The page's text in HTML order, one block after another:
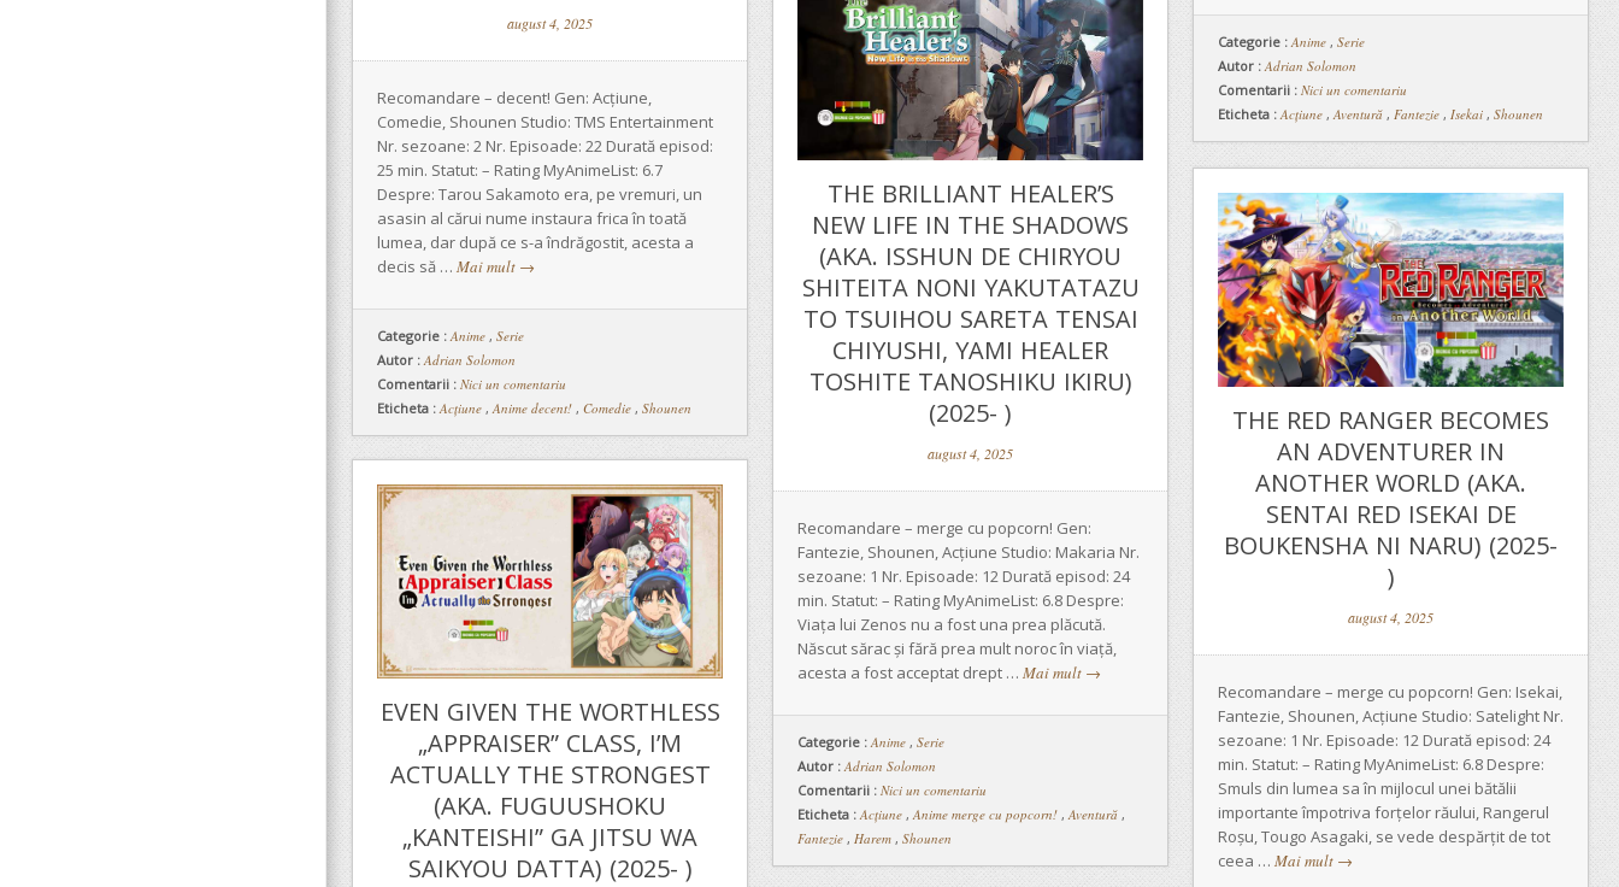
Categorie :Anime , Serie
Autor : Adrian Solomon
Comentarii : Nici un comentariu
Eticheta : Acțiune ,Aventură , Fantezie , Isekai , Shounen
august 4, 2025
Recomandare – decent! Gen: Acțiune,
Comedie, Shounen Studio: TMS Entertainment
Nr. sezoane: 2 Nr. Episoade: 22 Durată episod:
25 min. Statut: – Rating MyAnimeList: 6.7
Despre: Tarou Sakamoto era, pe vremuri, un
asasin al cărui nume instaura frica în toată
lumea, dar după ce s-a îndrăgostit, acesta a
decis să … Mai mult →
Categorie : Anime , Serie
Autor : Adrian Solomon
Comentarii : Nici un comentariu
Eticheta : Acțiune , Anime decent! , Comedie , Shounen
THE BRILLIANT HEALER’S
NEW LIFE IN THE SHADOWS
(AKA. ISSHUN DE CHIRYOU
SHITEITA NONI YAKUTATAZU
TO TSUIHOU SARETA TENSAI
CHIYUSHI, YAMI HEALER
TOSHITE TANOSHIKU IKIRU)
(2025- )
august 4, 2025
Recomandare – merge cu popcorn! Gen:
Fantezie, Shounen, Acțiune Studio: Makaria Nr.
sezoane: 1 Nr. Episoade: 12 Durată episod: 24
min. Statut: – Rating MyAnimeList: 6.8 Despre:
Viața lui Zenos nu a fost una prea plăcută.
Născut sărac și fără prea mult noroc în viață,
acesta a fost acceptat drept … Mai mult →
Categorie :Anime , Serie
Autor : Adrian Solomon
Comentarii : Nici un comentariu
Eticheta : Acțiune ,Anime merge cu popcorn! ,Aventură ,
Fantezie , Harem , Shounen
THE RED RANGER BECOMES
AN ADVENTURER IN
ANOTHER WORLD (AKA.
SENTAI RED ISEKAI DE
BOUKENSHA NI NARU) (2025-
)
august 4, 2025
Recomandare – merge cu popcorn! Gen: Isekai,
Fantezie, Shounen, Acțiune Studio: Satelight Nr.
sezoane: 1 Nr. Episoade: 12 Durată episod: 24
min. Statut: – Rating MyAnimeList: 6.8 Despre:
Smuls din lumea sa în mijlocul unei bătălii
importante împotriva forțelor răului, Rangerul
Roșu, Tougo Asagaki, se vede despărțit de tot
ceea … Mai mult →
EVEN GIVEN THE WORTHLESS
„APPRAISER” CLASS, I’M
ACTUALLY THE STRONGEST
(AKA. FUGUUSHOKU
„KANTEISHI” GA JITSU WA
SAIKYOU DATTA) (2025- )